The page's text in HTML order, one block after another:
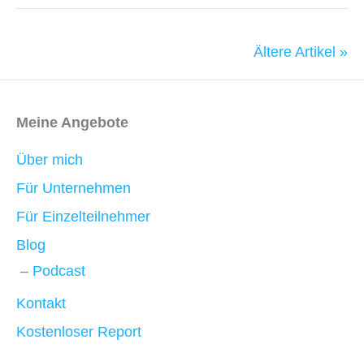
Ältere Artikel »
Meine Angebote
Über mich
Für Unternehmen
Für Einzelteilnehmer
Blog
Podcast
Kontakt
Kostenloser Report